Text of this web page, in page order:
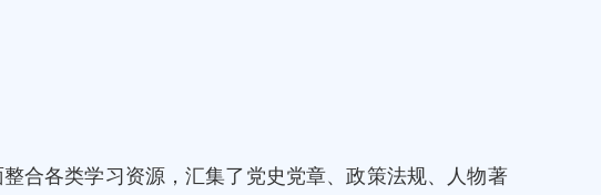
合各类学习资源，汇集了党史党章、政策法规、人物著